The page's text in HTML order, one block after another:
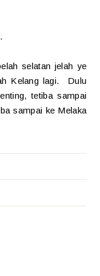
selatan jelah ye
Kelang lagi. Dulu
tetiba sampai
sampai ke Melaka